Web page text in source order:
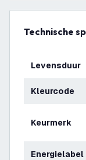
Technische
Levensduur
Kleurcode
Keurmerk
Energielabel